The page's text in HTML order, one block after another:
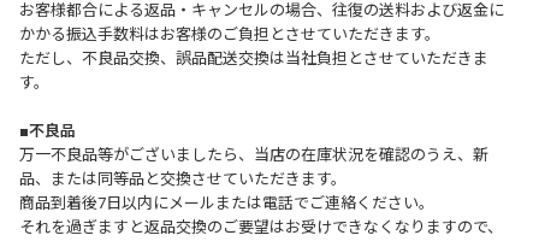
お客様都合による返品・キャンセルの場合、往復の送料および返金に
かかる振込手数料はお客様のご負担とさせていただきます。
ただし、不良品交換、誤品配送交換は当社負担とさせていただきま
す。
■不良品
万一不良品等がございましたら、当店の在庫状況を確認のうえ、新
品、または同等品と交換させていただきます。
商品到着後7日以内にメールまたは電話でご連絡ください。
それを過ぎますと返品交換のご要望はお受けできなくなりますので、